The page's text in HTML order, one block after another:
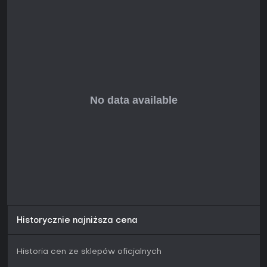
Historycznie najniższa cena
Historia cen ze sklepów oficjalnych